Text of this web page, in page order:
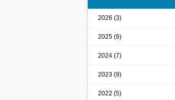
2026 (3)
2025 (9)
2024 (7)
2023 (9)
2022 (5)